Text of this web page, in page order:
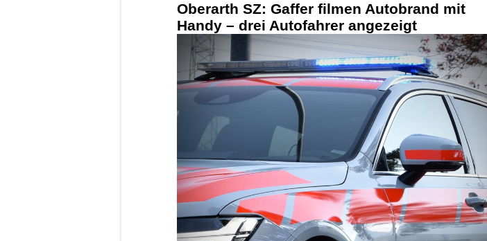
Oberarth SZ: Gaffer filmen Autobrand mit
Handy – drei Autofahrer angezeigt